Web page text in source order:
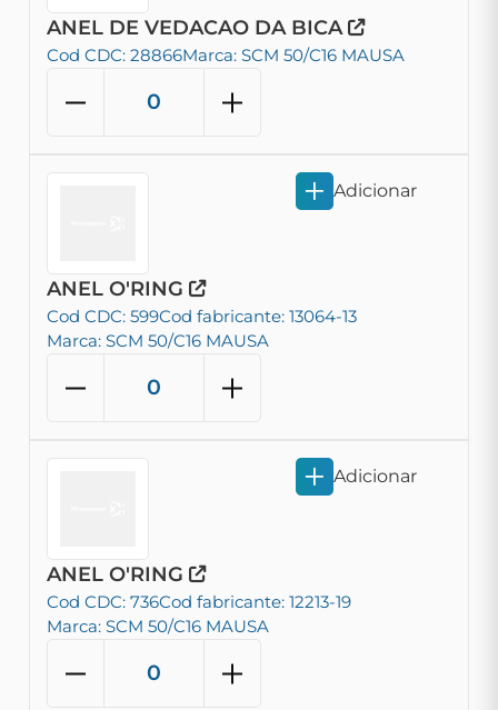
ANEL DE VEDACAO DA BICA
Cod CDC: 28866Marca: SCM 50/C16 MAUSA
ANEL O'RING
Cod CDC: 599Cod fabricante: 13064-13
Marca: SCM 50/C16 MAUSA
Adicionar
ANEL O'RING
Cod CDC: 736Cod fabricante: 12213-19
Marca: SCM 50/C16 MAUSA
Adicionar